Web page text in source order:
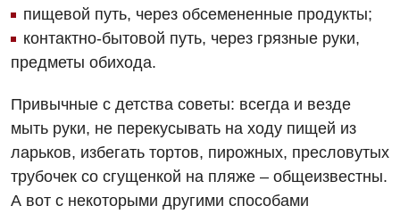
пищевой путь, через обсемененные продукты;
контактно-бытовой путь, через грязные руки,
предметы обихода.
Привычные с детства советы: всегда и везде
мыть руки, не перекусывать на ходу пищей из
ларьков, избегать тортов, пирожных, пресловутых
трубочек со сгущенкой на пляже – общеизвестны.
А вот с некоторыми другими способами